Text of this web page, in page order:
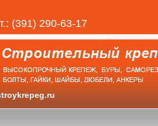
т.: (391) 290-63-17